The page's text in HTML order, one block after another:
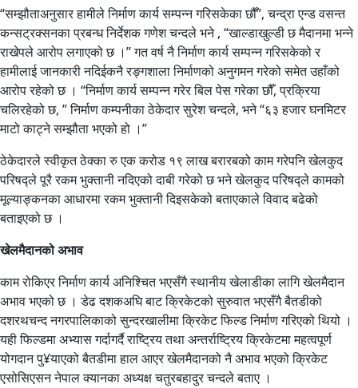
“सम्झौताअनुसार हामीले निर्माण कार्य सम्पन्न गरिसकेका छौँ”, चन्द्रा एन्ड वसन्त
कन्सट्रक्सनका प्रबन्ध निर्देशक गणेश चन्दले भने , “खाल्डाखुल्डी छ मैदानमा भन्ने
राखेपले आरोप लगाएको छ ।” गत वर्ष नै निर्माण कार्य सम्पन्न गरिसकेको र
हामीलाई जानकारी नदिईकनै रङ्गशाला निर्माणको अनुगमन गरेको समेत उहाँको
आरोप रहेको छ । “निर्माण कार्य सम्पन्न गरेर बिल पेस गरेका छौँ, प्रक्रिया
चलिरहेको छ, ” निर्माण कम्पनीका ठेकेदार सुरेश चन्दले, भने “६३ हजार घनमिटर
माटो काट्ने सम्झौता भएको हो ।”
ठेकेदारले स्वीकृत ठेक्का रु एक करोड १९ लाख बरारबको काम गरेपनि खेलकुद
परिषद्ले पूरै रकम भुक्तानी नदिएको दाबी गरेको छ भने खेलकुद परिषद्ले कामको
मूल्याङ्कनका आधारमा रकम भुक्तानी दिइसकेको बताएकाले विवाद बढेको
बताइएको छ ।
खेलमैदानको अभाव
काम रोकिएर निर्माण कार्य अनिश्चित भएसँगै स्थानीय खेलाडीका लागि खेलमैदान
अभाव भएको छ । डेढ दशकअघि बाट क्रिकेटको सुरुवात भएसँगै बैतडीको
दशरथचन्द नगरपालिकाको सुन्दरखालीमा क्रिकेट फिल्ड निर्माण गरिएको थियो ।
यही फिल्डमा अभ्यास गर्दागर्दै राष्ट्रिय तथा अन्तर्राष्ट्रिय क्रिकेटमा महत्वपूर्ण
योगदान पु¥याएको बैतडीमा हाल आएर खेलमैदानको नै अभाव भएको क्रिकेट
एसोसिएसन नेपाल क्यानका अध्यक्ष चतुरबहादुर चन्दले बताए ।